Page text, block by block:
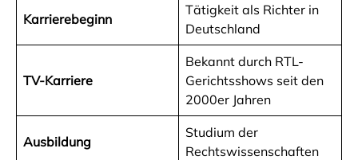
Karrierebeginn
Tätigkeit als Richter in
Deutschland
TV-Karriere
Bekannt durch RTL-
Gerichtsshows seit den
2000er Jahren
Ausbildung
Studium der
Rechtswissenschaften